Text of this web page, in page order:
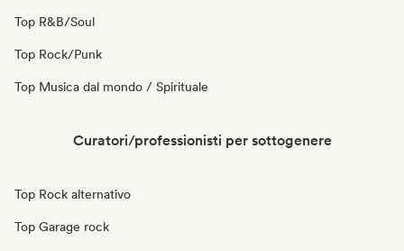
Top R&B/Soul
Top Rock/Punk
Top Musica dal mondo / Spirituale
Curatori/professionisti per sottogenere
Top Rock alternativo
Top Garage rock